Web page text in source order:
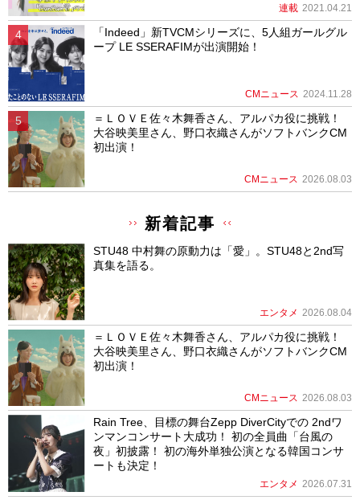
連載 2021.04.21
「Indeed」新TVCMシリーズに、5人組ガールグル
ープ LE SSERAFIMが出演開始！
CMニュース 2024.11.28
＝ＬＯＶＥ佐々木舞香さん、アルパカ役に挑戦！
大谷映美里さん、野口衣織さんがソフトバンクCM
初出演！
CMニュース 2026.08.03
新着記事
STU48 中村舞の原動力は「愛」。STU48と2nd写
真集を語る。
エンタメ 2026.08.04
＝ＬＯＶＥ佐々木舞香さん、アルパカ役に挑戦！
大谷映美里さん、野口衣織さんがソフトバンクCM
初出演！
CMニュース 2026.08.03
Rain Tree、目標の舞台Zepp DiverCityでの 2ndワ
ンマンコンサート大成功！ 初の全員曲「台風の
夜」初披露！ 初の海外単独公演となる韓国コンサ
ートも決定！
エンタメ 2026.07.31